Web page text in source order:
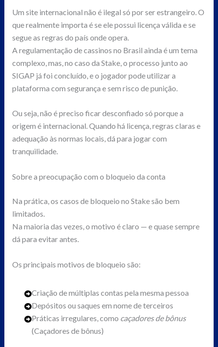
Um site internacional não é ilegal só por ser estrangeiro. O
que realmente importa é se ele possui licença válida e se
segue as regras do país onde opera.
A regulamentação de cassinos no Brasil ainda é um tema
complexo, mas, no caso da Stake, o processo junto ao
SIGAP já foi concluído, e o jogador pode utilizar a
plataforma com segurança e sem risco de punição.
Ou seja, não é preciso ficar desconfiado só porque a
origem é internacional. Quando há licença, regras claras e
adequação às normas locais, dá para jogar com
tranquilidade.
Sobre a preocupação com o bloqueio da conta
Na prática, os casos de bloqueio no Stake são bem
limitados.
Na maioria das vezes, o motivo é claro — e quase sempre
dá para evitar antes.
Os principais motivos de bloqueio são:
Criação de múltiplas contas pela mesma pessoa
Depósitos ou saques em nome de terceiros
Práticas irregulares, como caçadores de bônus
(Caçadores de bônus)